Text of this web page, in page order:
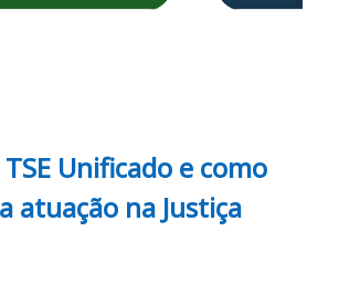
TSE Unificado e como
atuação na Justiça